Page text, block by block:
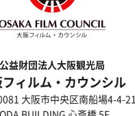
公益財団法人大阪観光局
フィルム・カウンシル
大阪市中央区南船場4-4-21